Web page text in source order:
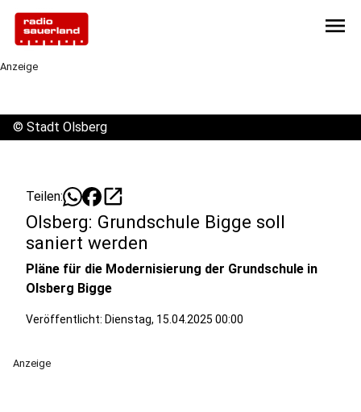
menu
Anzeige
© Stadt Olsberg
Teilen: open_in_new
Olsberg: Grundschule Bigge soll
saniert werden
Pläne für die Modernisierung der Grundschule in
Olsberg Bigge
Veröffentlicht: Dienstag, 15.04.2025 00:00
Anzeige